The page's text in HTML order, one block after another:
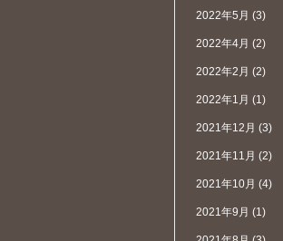
2022年5月 (3)
2022年4月 (2)
2022年2月 (2)
2022年1月 (1)
2021年12月 (3)
2021年11月 (2)
2021年10月 (4)
2021年9月 (1)